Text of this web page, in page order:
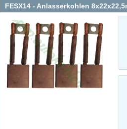
FESX14 - Anlasserkohlen